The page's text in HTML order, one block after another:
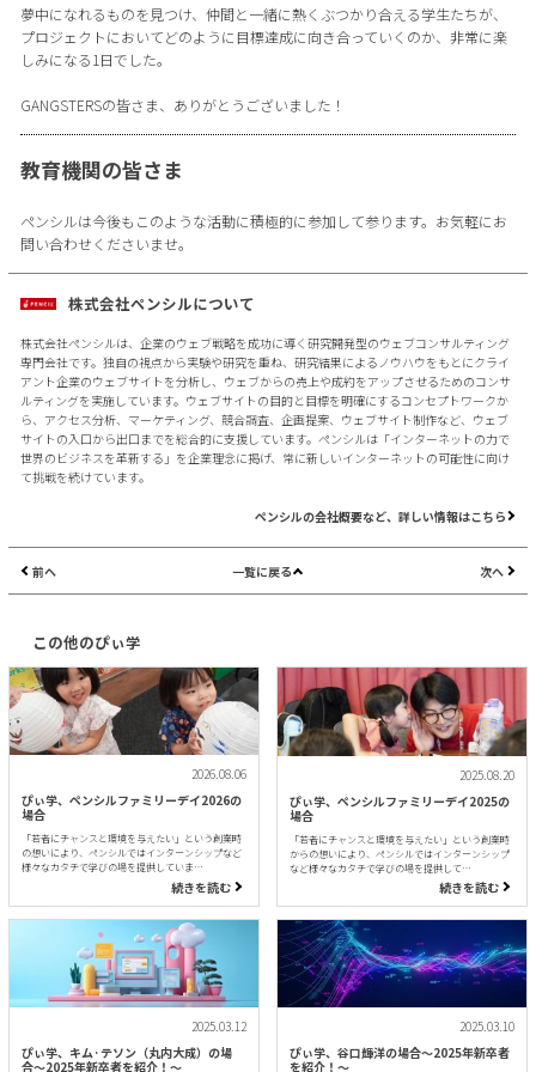
夢中になれるものを見つけ、仲間と一緒に熱くぶつかり合える学生たちが、
プロジェクトにおいてどのように目標達成に向き合っていくのか、非常に楽
しみになる1日でした。
GANGSTERSの皆さま、ありがとうございました！
教育機関の皆さま
ペンシルは今後もこのような活動に積極的に参加して参ります。お気軽にお
問い合わせくださいませ。
株式会社ペンシルについて
株式会社ペンシルは、企業のウェブ戦略を成功に導く研究開発型のウェブコンサルティング
専門会社です。独自の視点から実験や研究を重ね、研究結果によるノウハウをもとにクライ
アント企業のウェブサイトを分析し、ウェブからの売上や成約をアップさせるためのコンサ
ルティングを実施しています。ウェブサイトの目的と目標を明確にするコンセプトワークか
ら、アクセス分析、マーケティング、競合調査、企画提案、ウェブサイト制作など、ウェブ
サイトの入口から出口までを総合的に支援しています。ペンシルは「インターネットの力で
世界のビジネスを革新する」を企業理念に掲げ、常に新しいインターネットの可能性に向け
て挑戦を続けています。
ペンシルの会社概要など、詳しい情報はこちら
前へ 一覧に戻る 次へ
この他のぴぃ学
2026.08.06
ぴぃ学、ペンシルファミリーデイ2026の
場合
「若者にチャンスと環境を与えたい」という創業時
の想いにより、ペンシルではインターンシップなど
様々なカタチで学びの場を提供していま…
続きを読む
2025.08.20
ぴぃ学、ペンシルファミリーデイ2025の
場合
「若者にチャンスと環境を与えたい」という創業時
からの想いにより、ペンシルではインターンシップ
など様々なカタチで学びの場を提供して…
続きを読む
2025.03.12
ぴぃ学、キム·テソン（丸内大成）の場
合〜2025年新卒者を紹介！〜
2025.03.10
ぴぃ学、谷口輝洋の場合〜2025年新卒者
を紹介！〜